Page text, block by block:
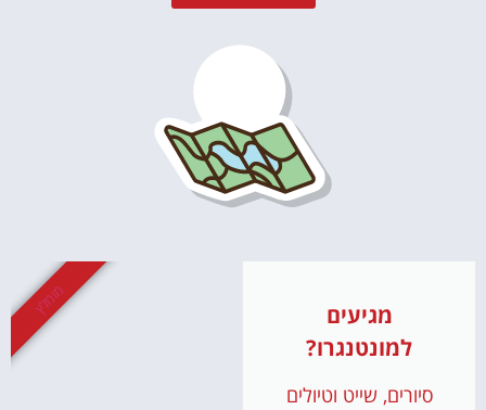
מגיעים
למונטנגרו?
סיורים, שייט וטיולים
מומלץ